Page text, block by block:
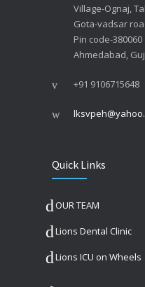
Village-Ognaj,
Gota-vadsar
Pin code-380060
Ahmedabad,
+91 9106715648
Quick Links
OUR TEAM
Lions Dental Clinic
Lions ICU on Wheels